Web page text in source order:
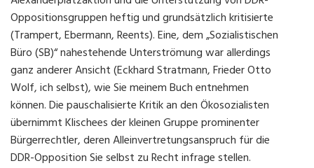
Oppositionsgruppen heftig und grundsätzlich kritisierte
(Trampert, Ebermann, Reents). Eine, dem „Sozialistischen
Büro (SB)“ nahestehende Unterströmung war allerdings
ganz anderer Ansicht (Eckhard Stratmann, Frieder Otto
Wolf, ich selbst), wie Sie meinem Buch entnehmen
können. Die pauschalisierte Kritik an den Ökosozialisten
übernimmt Klischees der kleinen Gruppe prominenter
Bürgerrechtler, deren Alleinvertretungsanspruch für die
DDR-Opposition Sie selbst zu Recht infrage stellen.